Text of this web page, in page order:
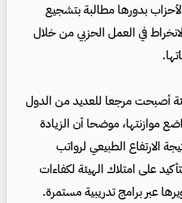
بدورها مطالبة بتشجيع
في العمل الحزبي من خلال
أصبحت مرجعا للعديد من الدول
موازنتها، موضحا أن الزيادة
الارتفاع الطبيعي لرواتب
على امتلاك الهيئة لكفاءات
عبر برامج تدريبية مستمرة.